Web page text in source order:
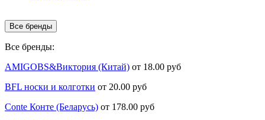
Все бренды
Все бренды:
AMIGOBS&Виктория (Китай) от 18.00 руб
BFL носки и колготки от 20.00 руб
Conte Конте (Беларусь) от 178.00 руб